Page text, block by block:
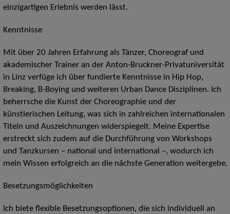
einzigartigen Erlebnis werden lässt.
Kenntnisse
Mit über 20 Jahren Erfahrung als Tänzer, Choreograf und
akademischer Trainer an der Anton-Bruckner-Privatuniversität
in Linz verfüge ich über fundierte Kenntnisse in Hip Hop,
Breaking, B-Boying und weiteren Urban Dance Disziplinen. Ich
beherrsche die Kunst der Choreographie und der
künstlerischen Leitung, was sich in zahlreichen internationalen
Titeln und Auszeichnungen widerspiegelt. Meine Expertise
erstreckt sich zudem auf die Durchführung von Workshops
und Tanzkursen – national und international –, wodurch ich
mein Wissen erfolgreich an die nächste Generation weitergebe.
Besetzungsmöglichkeiten
Ich biete flexible Besetzungsoptionen, die sich individuell an